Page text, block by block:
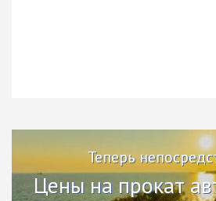
Теперь
Цены на прокат